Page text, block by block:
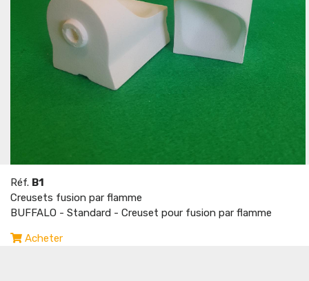
Réf. B1
Creusets fusion par flamme
BUFFALO - Standard - Creuset pour fusion par flamme
Acheter